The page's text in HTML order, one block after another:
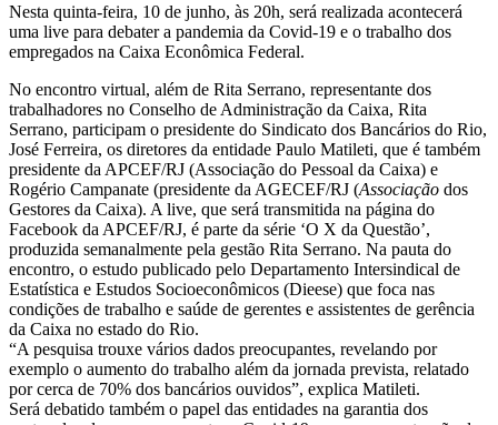
Nesta quinta-feira, 10 de junho, às 20h, será realizada acontecerá
uma live para debater a pandemia da Covid-19 e o trabalho dos
empregados na Caixa Econômica Federal.
No encontro virtual, além de Rita Serrano, representante dos
trabalhadores no Conselho de Administração da Caixa, Rita
Serrano, participam o presidente do Sindicato dos Bancários do Rio,
José Ferreira, os diretores da entidade Paulo Matileti, que é também
presidente da APCEF/RJ (Associação do Pessoal da Caixa) e
Rogério Campanate (presidente da AGECEF/RJ (Associação dos
Gestores da Caixa). A live, que será transmitida na página do
Facebook da APCEF/RJ, é parte da série ‘O X da Questão’,
produzida semanalmente pela gestão Rita Serrano. Na pauta do
encontro, o estudo publicado pelo Departamento Intersindical de
Estatística e Estudos Socioeconômicos (Dieese) que foca nas
condições de trabalho e saúde de gerentes e assistentes de gerência
da Caixa no estado do Rio.
“A pesquisa trouxe vários dados preocupantes, revelando por
exemplo o aumento do trabalho além da jornada prevista, relatado
por cerca de 70% dos bancários ouvidos”, explica Matileti.
Será debatido também o papel das entidades na garantia dos